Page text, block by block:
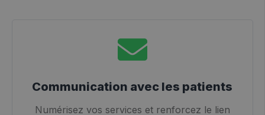
Communication avec les patients
Numérisez vos services et renforcez le lien